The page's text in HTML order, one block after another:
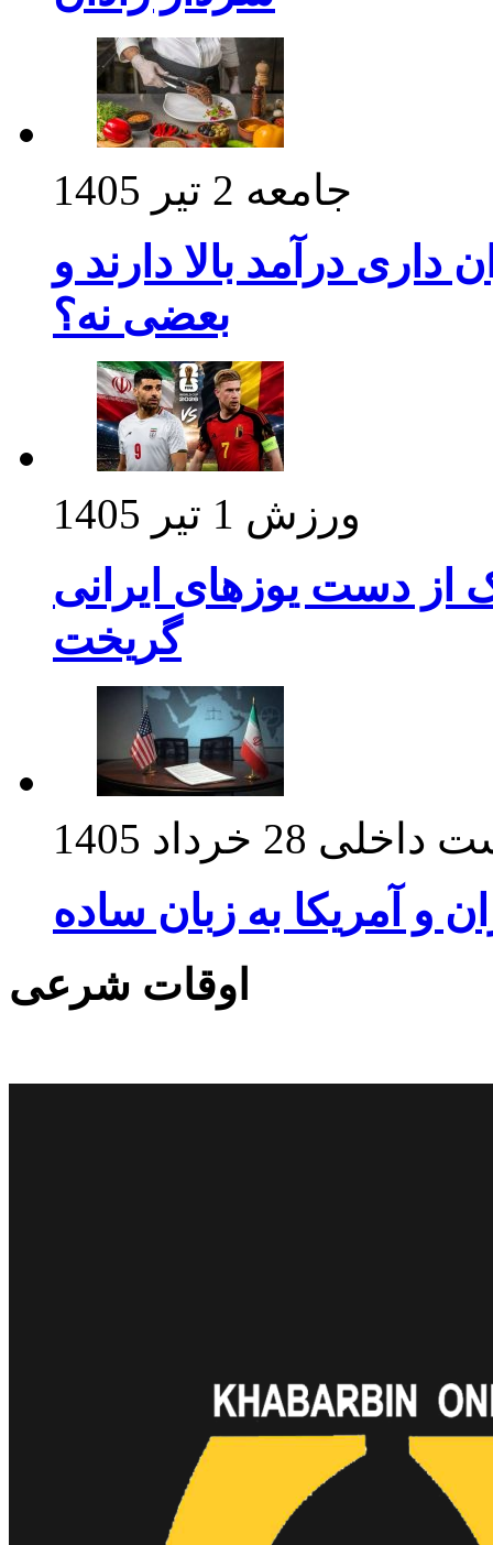
جامعه 2 تیر 1405
درآمد بالا دارند و
بعضی نه؟
ورزش 1 تیر 1405
از دست یوزهای ایرانی
گریخت
داخلی 28 خرداد 1405
و آمریکا به زبان ساده
اوقات شرعی